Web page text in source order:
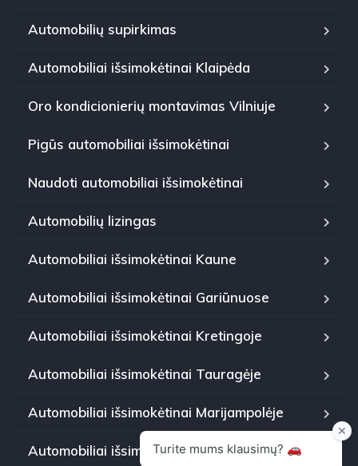
Automobilių supirkimas
Automobiliai išsimokėtinai Klaipėda
Oro kondicionierių montavimas Vilniuje
Pigūs automobiliai išsimokėtinai
Naudoti automobiliai išsimokėtinai
Automobilių lizingas
Automobiliai išsimokėtinai Kaune
Automobiliai išsimokėtinai Gariūnuose
Automobiliai išsimokėtinai Kretingoje
Automobiliai išsimokėtinai Tauragėje
Automobiliai išsimokėtinai Marijampolėje
Automobiliai išsimokėtinai Panevėžyje